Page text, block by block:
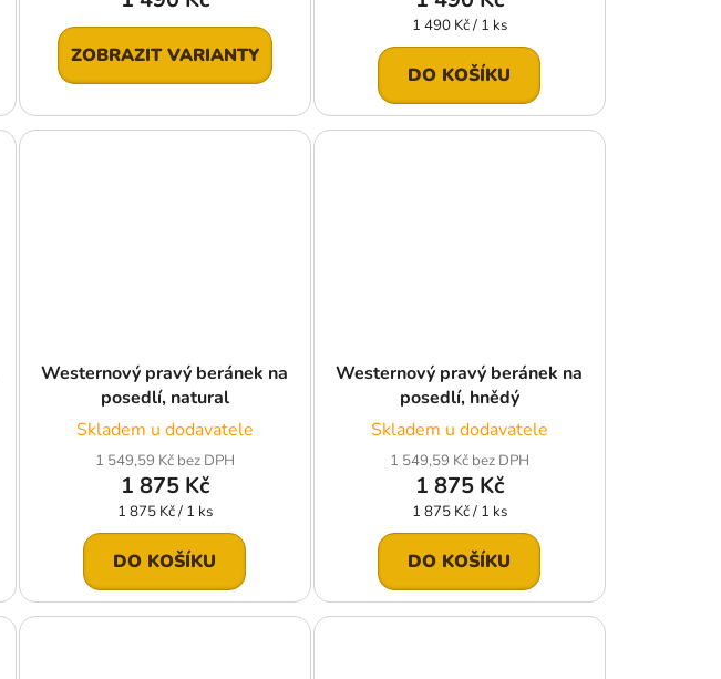
ZOBRAZIT VARIANTY
Měrná
cena:
1 490 Kč / 1 ks
DO KOŠÍKU
Westernový pravý beránek na
posedlí, natural
Skladem u dodavatele
1 549,59 Kč bez DPH
1 875 Kč
Měrná
cena:
1 875 Kč / 1 ks
DO KOŠÍKU
Westernový pravý beránek na
posedlí, hnědý
Skladem u dodavatele
1 549,59 Kč bez DPH
1 875 Kč
Měrná
cena:
1 875 Kč / 1 ks
DO KOŠÍKU